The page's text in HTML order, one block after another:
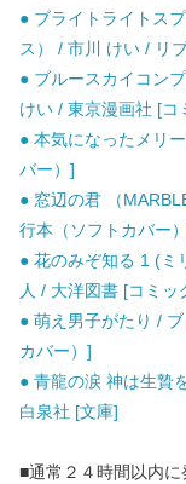
● ブライトライトス
ス） / 市川 けい / リ
● ブルースカイコン
けい / 東京漫画社 [コ
● 本気になったメリ
バー）]
● 窓辺の君 （
行本（ソフトカバー
● 花のみぞ知る 1 (ミ
人 / 大洋図書 [コミッ
● 萌え男子がたり /
カバー）]
● 青龍の涙 神は生贄
白泉社 [文庫]
■通常２４時間以内に